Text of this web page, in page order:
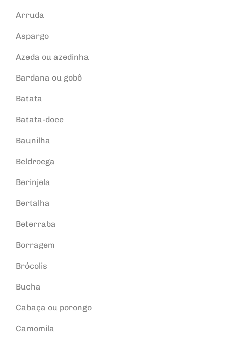
Arruda
Aspargo
Azeda ou azedinha
Bardana ou gobô
Batata
Batata-doce
Baunilha
Beldroega
Berinjela
Bertalha
Beterraba
Borragem
Brócolis
Bucha
Cabaça ou porongo
Camomila